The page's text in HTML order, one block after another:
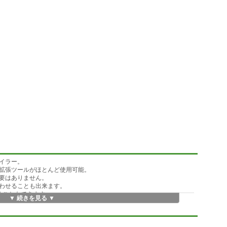
ラー。
ツールがほとんど使用可能。
はありません。
せることも出来ます。
こともできます。
▼ 続きを見る ▼